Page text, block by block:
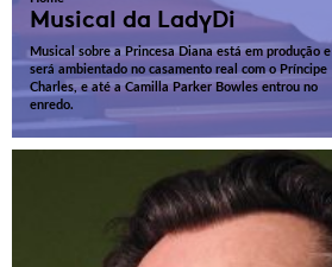
Musical da LadyDi
Musical sobre a Princesa Diana está em produção e
será ambientado no casamento real com o Príncipe
Charles, e até a Camilla Parker Bowles entrou no
enredo.